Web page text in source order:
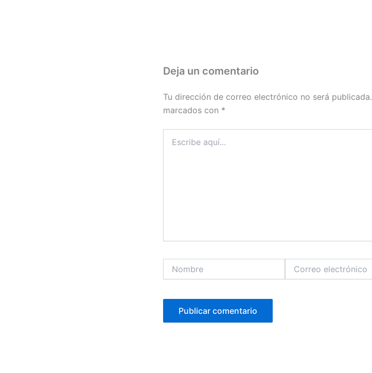
Deja un comentario
Tu dirección de correo electrónico no será publicada.
marcados con *
aquí...
electrónico